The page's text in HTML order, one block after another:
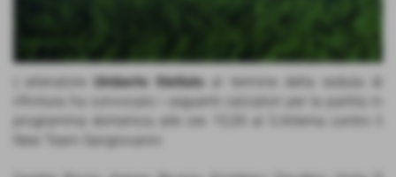
L´allenatore Umberto Stellato al termine della seduta di
rifinitura ha convocato i seguenti calciatori per la partita in
programma domenica alle ore 10,00 al S.Artema contro il
New Team Sangiovanni: